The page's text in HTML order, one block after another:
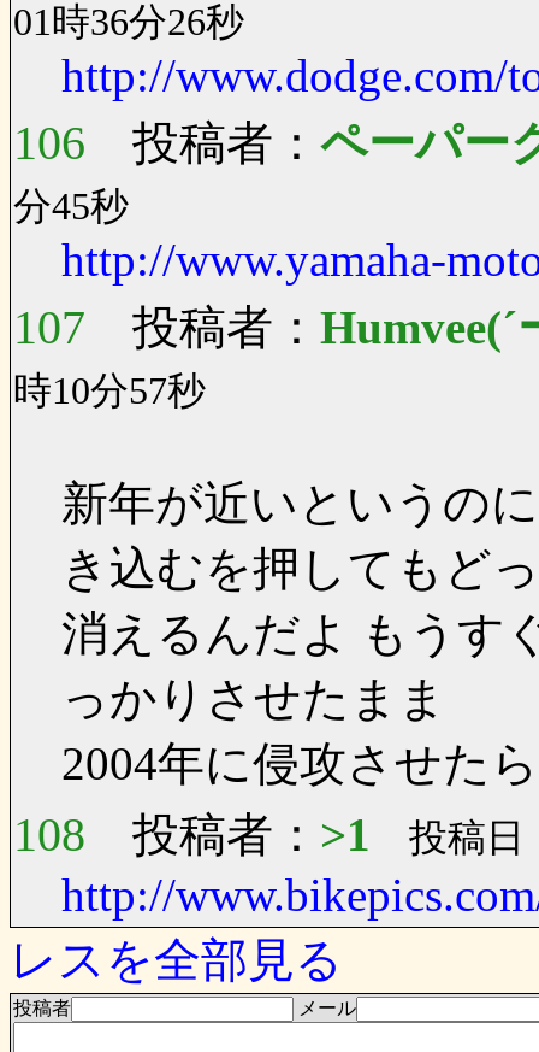
01時36分26秒
http://www.dodge.com/
106 投稿者： ペーパー
分45秒
http://www.yamaha-
107 投稿者： Humvee(´
時10分57秒
新年が近いというの
き込むを押してもど
消えるんだよ もうす
っかりさせたまま
2004年に侵攻させた
108 投稿者： >1 投稿日
http://
レスを全部見る
投稿者 メール